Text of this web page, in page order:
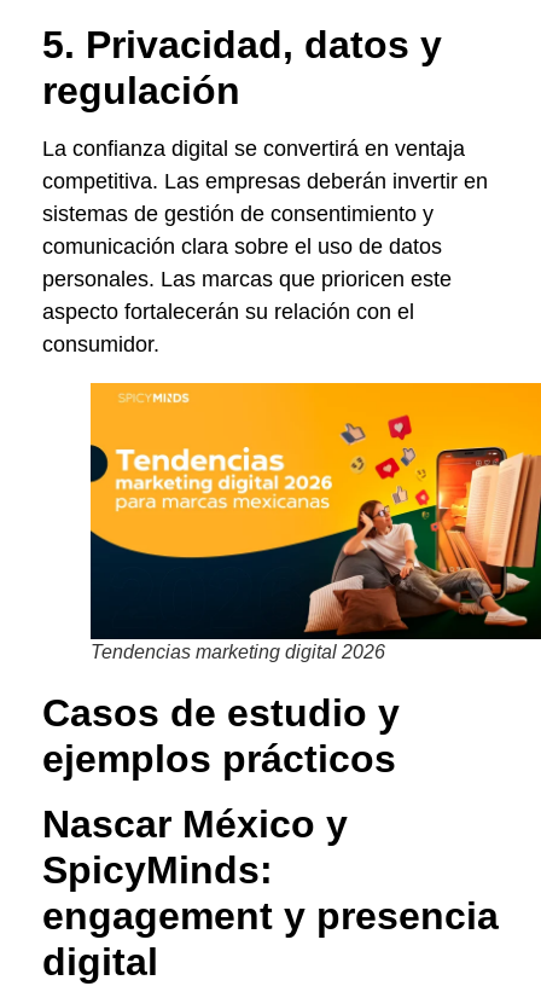
5. Privacidad, datos y
regulación
La confianza digital se convertirá en ventaja
competitiva. Las empresas deberán invertir en
sistemas de gestión de consentimiento y
comunicación clara sobre el uso de datos
personales. Las marcas que prioricen este
aspecto fortalecerán su relación con el
consumidor.
Tendencias marketing digital 2026
Casos de estudio y
ejemplos prácticos
Nascar México y
SpicyMinds:
engagement y presencia
digital